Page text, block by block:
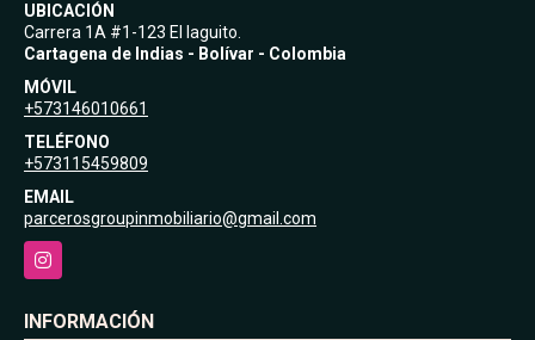
UBICACIÓN
Carrera 1A #1-123 El laguito.
Cartagena de Indias - Bolívar - Colombia
MÓVIL
+573146010661
TELÉFONO
+573115459809
EMAIL
parcerosgroupinmobiliario@gmail.com
Instagram
INFORMACIÓN